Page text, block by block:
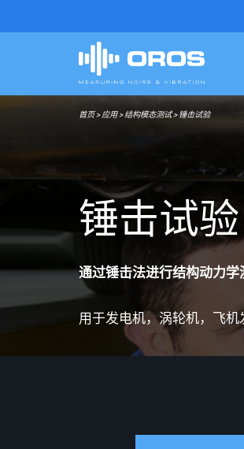
首页>应用>结构模态测试>锤击试验
锤击试验
通过锤击法进行结构动力学
用于发电机，涡轮机，飞